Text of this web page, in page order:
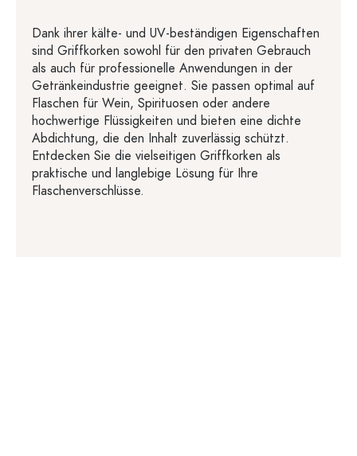
Dank ihrer kälte- und UV-beständigen Eigenschaften
sind Griffkorken sowohl für den privaten Gebrauch
als auch für professionelle Anwendungen in der
Getränkeindustrie geeignet. Sie passen optimal auf
Flaschen für Wein, Spirituosen oder andere
hochwertige Flüssigkeiten und bieten eine dichte
Abdichtung, die den Inhalt zuverlässig schützt.
Entdecken Sie die vielseitigen Griffkorken als
praktische und langlebige Lösung für Ihre
Flaschenverschlüsse.